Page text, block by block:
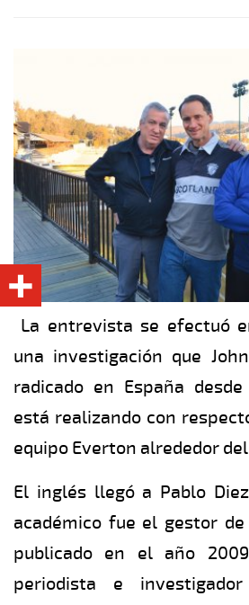
La entrevista se efectuó
una investigación que
radicado en España
está realizando con
equipo Everton alrededor
El inglés llegó a Pablo
académico fue el gestor
publicado en el año
periodista e